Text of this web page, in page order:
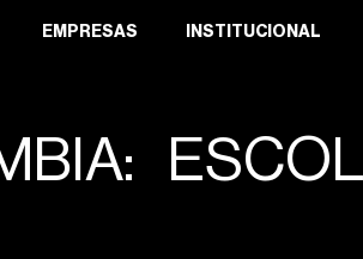
EMPRESAS INSTITUCIONAL